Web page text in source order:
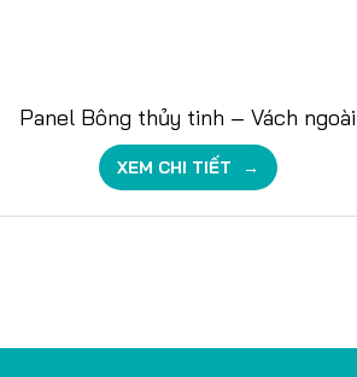
Panel Bông thủy tinh – Vách ngoài
XEM CHI TIẾT